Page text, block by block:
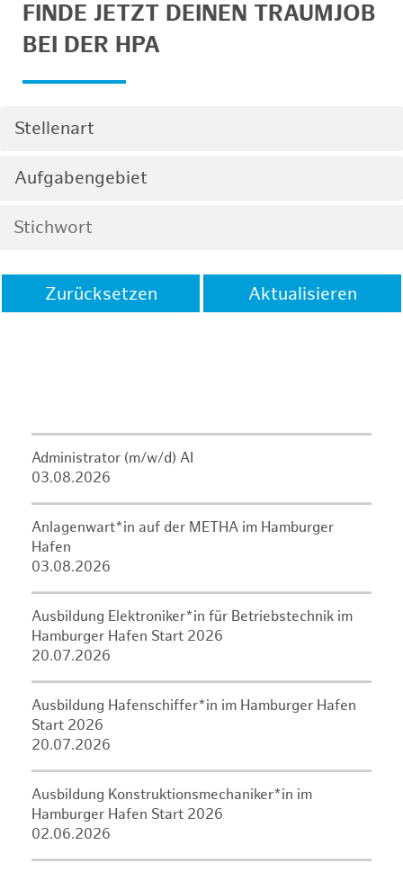
FINDE JETZT DEINEN TRAUMJOB
BEI DER HPA
Stellenart
Aufgabengebiet
Zurücksetzen Aktualisieren
Administrator (m/w/d) AI
03.08.2026
Anlagenwart*in auf der METHA im Hamburger
Hafen
03.08.2026
Ausbildung Elektroniker*in für Betriebstechnik im
Hamburger Hafen Start 2026
20.07.2026
Ausbildung Hafenschiffer*in im Hamburger Hafen
Start 2026
20.07.2026
Ausbildung Konstruktionsmechaniker*in im
Hamburger Hafen Start 2026
02.06.2026